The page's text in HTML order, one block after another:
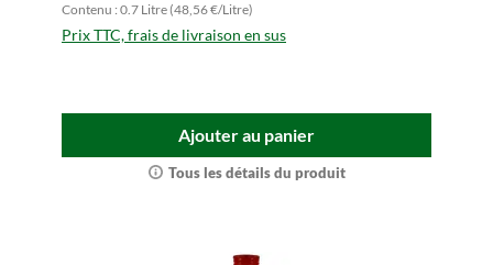
Contenu : 0.7 Litre (48,56 €/Litre)
Prix TTC, frais de livraison en sus
Ajouter au panier
Tous les détails du produit